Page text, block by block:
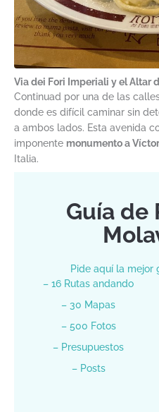
Via dei Fori Imperiali y el Altar
Continuad por una de las
donde es difícil caminar sin
a ambos lados. Esta avenida
imponente monumento a Víctor
Italia.
Guía de
Pide aquí la mejor
– 16 Rutas andando
– 30 Mapas
– 500 Fotos
– Presupuestos
– Posts